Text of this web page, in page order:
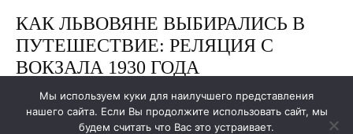
Мы используем куки для наилучшего представления
нашего сайта. Если Вы продолжите использовать сайт, мы
будем считать что Вас это устраивает.